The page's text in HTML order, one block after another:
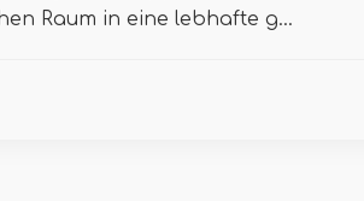
Raum in eine lebhafte g...